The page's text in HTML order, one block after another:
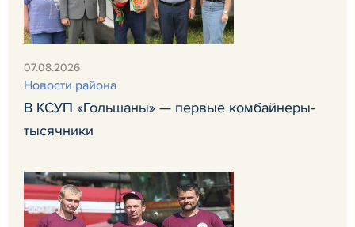
07.08.2026
Новости района
В КСУП «Гольшаны» — первые комбайнеры-
тысячники